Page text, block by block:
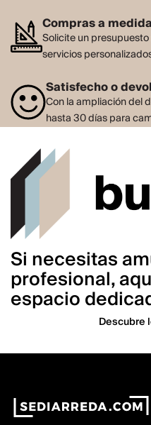
Compras a medida
Solicite un
servicios
Satisfecho o
Con la ampliación del
hasta 30 días para
Si necesitas
profesional,
espacio
Descubre